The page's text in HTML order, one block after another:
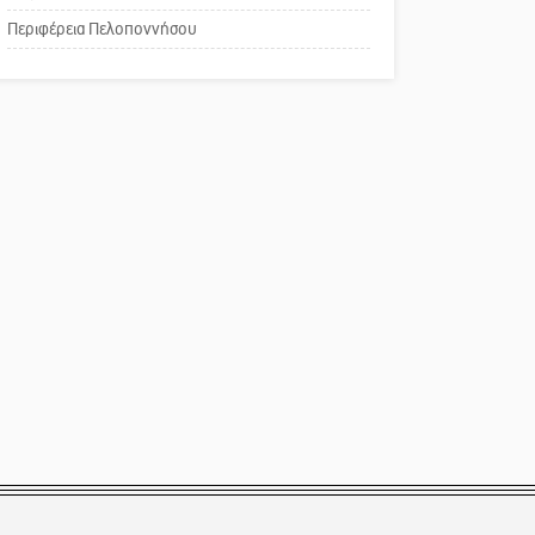
Το δικό σας σχόλιο:
Παράδειγμα κοινωνικής
Περιφέρεια Πελοποννήσου